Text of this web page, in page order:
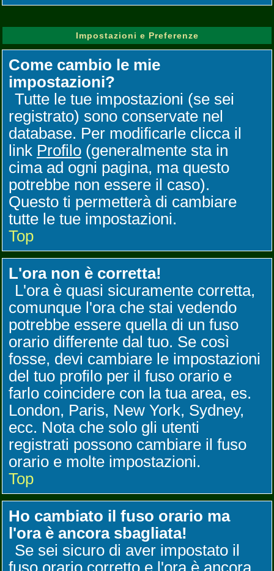
Impostazioni e Preferenze
Come cambio le mie
impostazioni?
Tutte le tue impostazioni (se sei
registrato) sono conservate nel
database. Per modificarle clicca il
link Profilo (generalmente sta in
cima ad ogni pagina, ma questo
potrebbe non essere il caso).
Questo ti permetterà di cambiare
tutte le tue impostazioni.
Top
L'ora non è corretta!
L'ora è quasi sicuramente corretta,
comunque l'ora che stai vedendo
potrebbe essere quella di un fuso
orario differente dal tuo. Se così
fosse, devi cambiare le impostazioni
del tuo profilo per il fuso orario e
farlo coincidere con la tua area, es.
London, Paris, New York, Sydney,
ecc. Nota che solo gli utenti
registrati possono cambiare il fuso
orario e molte impostazioni.
Top
Ho cambiato il fuso orario ma
l'ora è ancora sbagliata!
Se sei sicuro di aver impostato il
fuso orario corretto e l'ora è ancora